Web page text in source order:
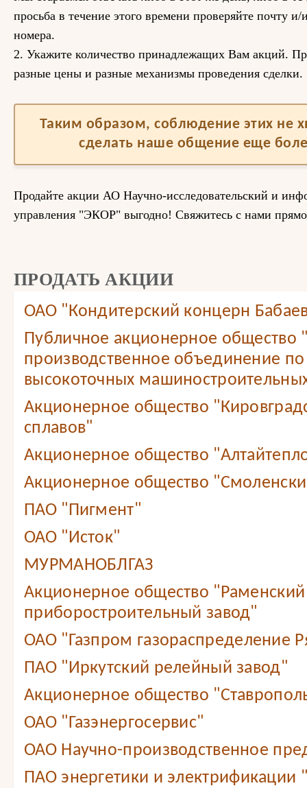
просьба в течение этого времени проверяйте почту
номера.
2. Укажите количество принадлежащих Вам акций.
разные цены и разные механизмы проведения сделки.
Таким образом, соблюдение этих не
сделать наше общение еще
Продайте акции АО Научно-исследовательский и
управления "ЭКОР" выгодно! Свяжитесь с нами прямо
ПРОДАТЬ АКЦИИ
ОАО "Кондитерский концерн
Публичное акционерное общество
производственное объединение
высокоточных
Акционерное общество
сплавов"
Акционерное общество
Акционерное общество
ПАО "Пигмент"
ОАО "Исток"
МУРМАНОБЛГАЗ
Акционерное общество "Раменский
приборостроительный завод"
ОАО "Газпром газораспределение
ПАО "Иркутский релейный завод"
Акционерное общество
ОАО "Газэнергосервис"
ОАО Научно-производственное
ПАО энергетики и электрификации